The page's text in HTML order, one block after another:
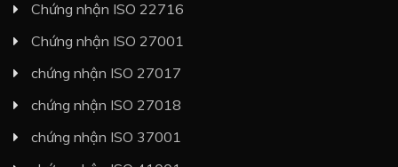
Chứng nhận ISO 22716
Chứng nhận ISO 27001
chứng nhận ISO 27017
chứng nhận ISO 27018
chứng nhận ISO 37001